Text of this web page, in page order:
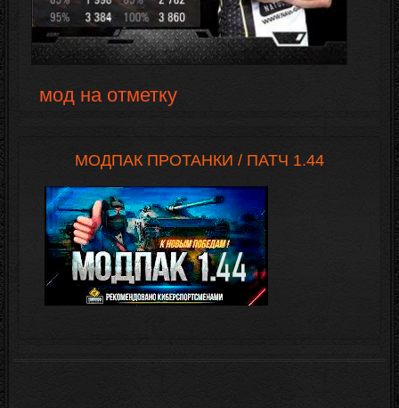
мод на отметку
МОДПАК ПРОТАНКИ / ПАТЧ 1.44